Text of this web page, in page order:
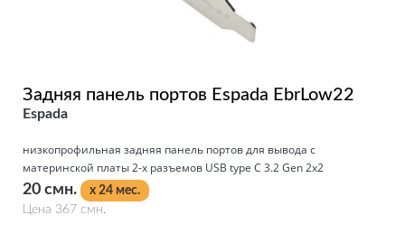
Задняя панель портов Espada EbrLow22
Espada
низкопрофильная задняя панель портов для вывода с
материнской платы 2-х разъемов USB type C 3.2 Gen 2х2
20 смн.
x 24 мес.
Цена 367 смн.